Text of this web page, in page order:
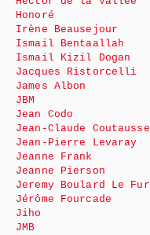
Honoré
Irène Beausejour
Ismail Bentaallah
Ismail Kizil Dogan
Jacques Ristorcelli
James Albon
JBM
Jean Codo
Jean-Claude Coutausse
Jean-Pierre Levaray
Jeanne Frank
Jeanne Pierson
Jeremy Boulard Le Fur
Jérôme Fourcade
Jiho
JMB